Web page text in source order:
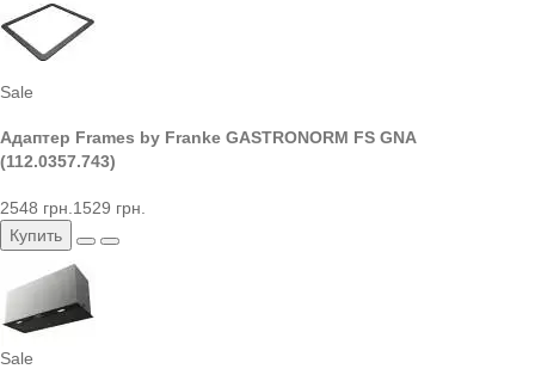
Sale
Адаптер Frames by Franke GASTRONORM FS GNA
(112.0357.743)
2548 грн. 1529 грн.
Купить
Sale